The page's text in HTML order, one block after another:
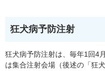
狂犬病予防注射
狂犬病予防注射は、毎年1回4
は集合注射会場（後述の「狂